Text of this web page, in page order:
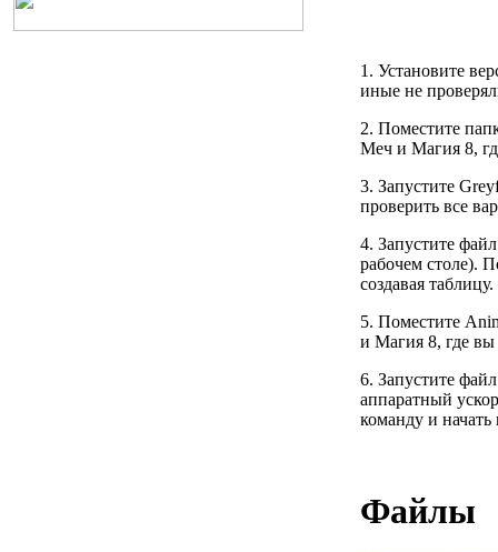
1. Установите
иные не
2. Поместите
Mеч и Mагия 8,
3. Запустите
проверить все
4. Запустите
рабочем столе).
создавая
5. Поместите
и Mагия 8, где
6. Запустите
аппаратный
команду и начать
Файлы